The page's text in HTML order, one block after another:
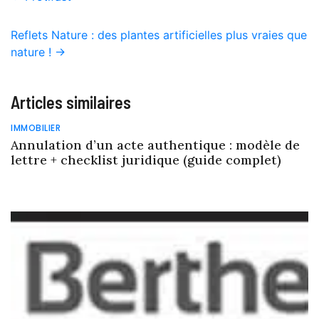
Reflets Nature : des plantes artificielles plus vraies que
nature ! →
Articles similaires
IMMOBILIER
Annulation d’un acte authentique : modèle de
lettre + checklist juridique (guide complet)